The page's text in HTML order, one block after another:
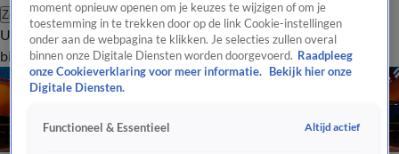
Zoeken
UitzendingenVandaag InsideDe OranjezomerShopUitzending
bijwonen
Cocktailtje Met...
Cocktailtje Met…
Cocktailtje Met...
moment opnieuw openen om je keuzes te wijzigen of om je
toestemming in te trekken door op de link Cookie-instellingen
onder aan de webpagina te klikken. Je selecties zullen overal
binnen onze Digitale Diensten worden doorgevoerd. Raadpleeg
onze Cookieverklaring voor meer informatie.
Bekijk hier onze
Digitale Diensten.
Functioneel & Essentieel Altijd actief